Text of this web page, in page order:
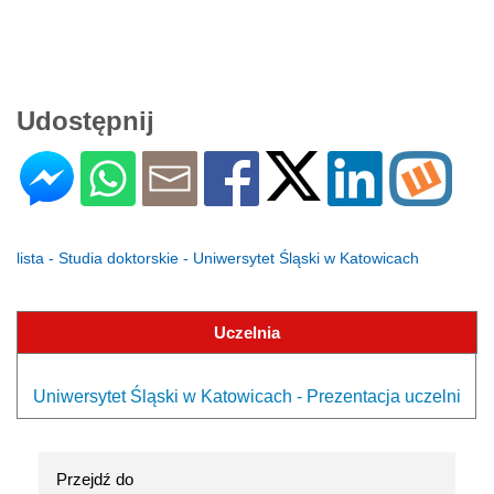
Udostępnij
lista - Studia doktorskie - Uniwersytet Śląski w Katowicach
Uczelnia
Uniwersytet Śląski w Katowicach - Prezentacja uczelni
Przejdź do